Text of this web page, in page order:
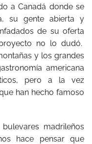
a Canadá donde se
su gente abierta y
de su oferta
no lo dudó.
y los grandes
americana
pero a la vez
han hecho famoso
madrileños
hace pensar que